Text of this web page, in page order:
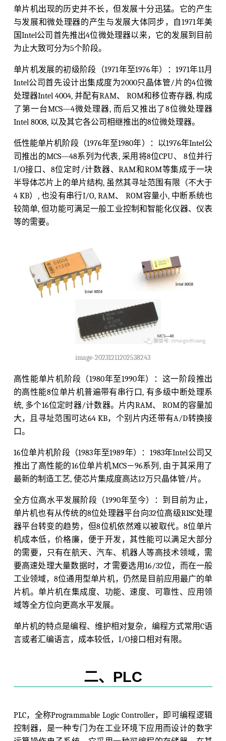
单片机出现的历史并不长，但发展十分迅猛。它的产生
与发展和微处理器的产生与发展大体同步，自1971年美
国Intel公司首先推出4位微处理器以来，它的发展到目前
为止大致可分为5个阶段。
单片机发展的初级阶段（1971年至1976年）：1971年11月
Intel公司首先设计出集成度为2000只晶体管/片的4位微
处理器Intel 4004, 并配有RAM、 ROM和移位寄存器, 构成
了第一台MCS—4微处理器, 而后又推出了8位微处理器
Intel 8008, 以及其它各公司相继推出的8位微处理器。
低性能单片机阶段（1976年至1980年）：以1976年Intel公
司推出的MCS—48系列为代表, 采用将8位CPU、 8位并行
I/O接口、8位定时/计数器、RAM和ROM等集成于一块
半导体芯片上的单片结构, 虽然其寻址范围有限（不大于
4 KB）, 也没有串行I/O, RAM、 ROM容量小, 中断系统也
较简单, 但功能可满足一般工业控制和智能化仪器、仪表
等的需要。
image-20231211202538243
高性能单片机阶段（1980年至1990年）：这一阶段推出
的高性能8位单片机普遍带有串行口, 有多级中断处理系
统, 多个16位定时器/计数器。片内RAM、 ROM的容量加
大，且寻址范围可达64 KB，个别片内还带有A/D转换接
口。
16位单片机阶段（1983年至1989年）：1983年Intel公司又
推出了高性能的16位单片机MCS－96系列, 由于其采用了
最新的制造工艺, 使芯片集成度高达12万只晶体管/片。
全方位高水平发展阶段（1990年至今）：到目前为止，
单片机也有从传统的8位处理器平台向32位高级RISC处理
器平台转变的趋势，但8位机依然难以被取代。8位单片
机成本低，价格廉，便于开发，其性能可以满足大部分
的需要，只有在航天、汽车、机器人等高技术领域，需
要高速处理大量数据时，才需要选用16/32位，而在一般
工业领域，8位通用型单片机，仍然是目前应用最广的单
片机。单片机在集成度、功能、速度、可靠性、应用领
域等全方位向更高水平发展。
单片机的特点是编程、维护相对复杂，编程方式常用C语
言或者汇编语言，成本较低，I/O接口相对有限。
二、PLC
PLC，全称Programmable Logic Controller，即可编程逻辑
控制器，是一种专门为在工业环境下应用而设计的数字